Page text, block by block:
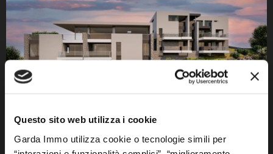
Questo sito web utilizza i cookie
Garda Immo utilizza cookie o tecnologie simili per